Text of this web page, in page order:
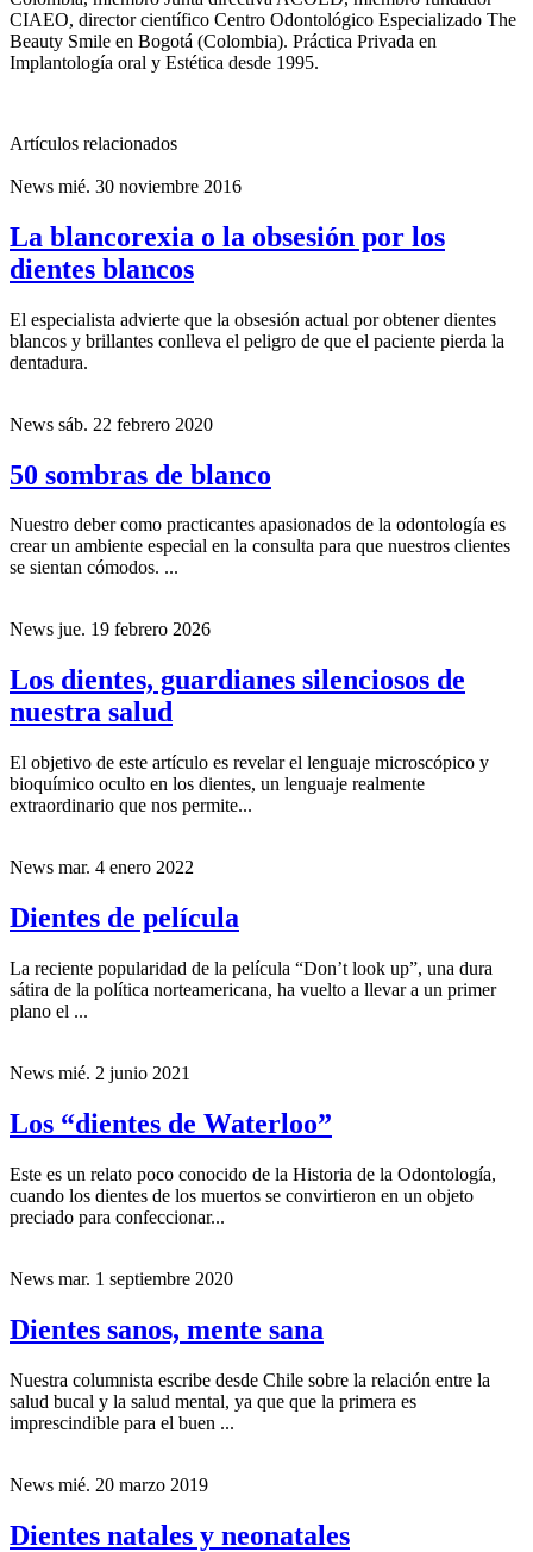
CIAEO, director científico Centro Odontológico Especializado The
Beauty Smile en Bogotá (Colombia). Práctica Privada en
Implantología oral y Estética desde 1995.
Artículos relacionados
News mié. 30 noviembre 2016
La blancorexia o la obsesión por los
dientes blancos
El especialista advierte que la obsesión actual por obtener dientes
blancos y brillantes conlleva el peligro de que el paciente pierda la
dentadura.
News sáb. 22 febrero 2020
50 sombras de blanco
Nuestro deber como practicantes apasionados de la odontología es
crear un ambiente especial en la consulta para que nuestros clientes
se sientan cómodos. ...
News jue. 19 febrero 2026
Los dientes, guardianes silenciosos de
nuestra salud
El objetivo de este artículo es revelar el lenguaje microscópico y
bioquímico oculto en los dientes, un lenguaje realmente
extraordinario que nos permite...
News mar. 4 enero 2022
Dientes de película
La reciente popularidad de la película “Don’t look up”, una dura
sátira de la política norteamericana, ha vuelto a llevar a un primer
plano el ...
News mié. 2 junio 2021
Los “dientes de Waterloo”
Este es un relato poco conocido de la Historia de la Odontología,
cuando los dientes de los muertos se convirtieron en un objeto
preciado para confeccionar...
News mar. 1 septiembre 2020
Dientes sanos, mente sana
Nuestra columnista escribe desde Chile sobre la relación entre la
salud bucal y la salud mental, ya que que la primera es
imprescindible para el buen ...
News mié. 20 marzo 2019
Dientes natales y neonatales